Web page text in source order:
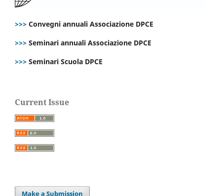
>>> Convegni annuali Associazione DPCE
>>> Seminari annuali Associazione DPCE
>>> Seminari Scuola DPCE
Current Issue
Make a Submission